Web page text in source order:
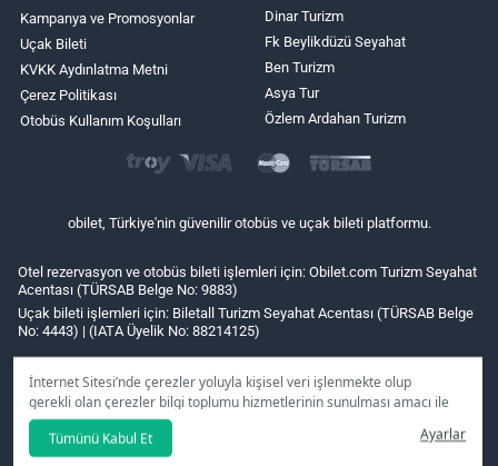
İnternet Sitesi’nde çerezler yoluyla kişisel veri işlenmekte olup
gerekli olan çerezler bilgi toplumu hizmetlerinin sunulması amacı ile
kullanılmaktadır. Tercihleriniz doğrultusunda size özel
kişiselleştirilmiş çerezleri ve özel kampanyaları
seçeneğine
Tümünü Kabul Et Ayarlar
Kampanya ve Promosyonlar
Uçak Bileti
KVKK Aydınlatma Metni
Çerez Politikası
Otobüs Kullanım Koşulları
Dinar Turizm
Fk Beylikdüzü Seyahat
Ben Turizm
Asya Tur
Özlem Ardahan Turizm
obilet, Türkiye'nin güvenilir otobüs ve uçak bileti platformu.
Otel rezervasyon ve otobüs bileti işlemleri için: Obilet.com Turizm Seyahat
Acentası (TÜRSAB Belge No: 9883)
Uçak bileti işlemleri için: Biletall Turizm Seyahat Acentası (TÜRSAB Belge
No: 4443) | (IATA Üyelik No: 88214125)